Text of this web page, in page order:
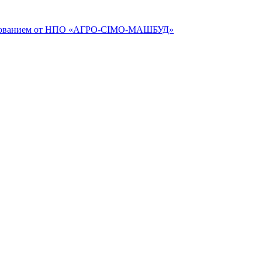
от НПО «АГРО-СІМО-МАШБУД»